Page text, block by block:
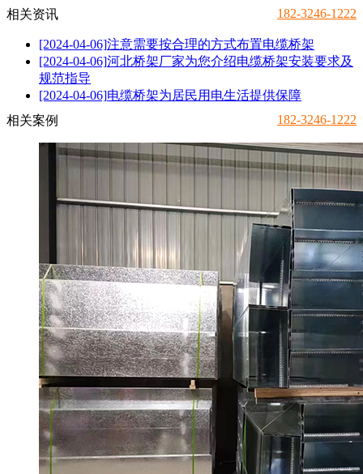
182-3246-1222
相关资讯
[2024-04-06]注意需要按合理的方式布置电缆桥架
[2024-04-06]河北桥架厂家为您介绍电缆桥架安装要求及
规范指导
[2024-04-06]电缆桥架为居民用电生活提供保障
182-3246-1222
相关案例